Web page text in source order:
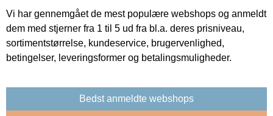
Vi har gennemgået de mest populære webshops og anmeldt
dem med stjerner fra 1 til 5 ud fra bl.a. deres prisniveau,
sortimentstørrelse, kundeservice, brugervenlighed,
betingelser, leveringsformer og betalingsmuligheder.
Bedst anmeldte webshops